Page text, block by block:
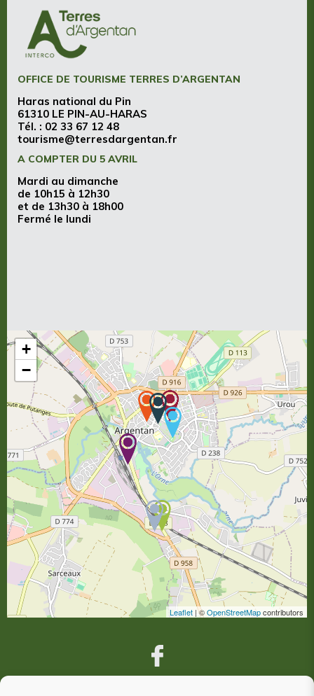
OFFICE DE TOURISME TERRES D’ARGENTAN
Haras national du Pin
61310 LE PIN-AU-HARAS
Tél. : 02 33 67 12 48
tourisme@terresdargentan.fr
A COMPTER DU 5 AVRIL
Mardi au dimanche
de 10h15 à 12h30
et de 13h30 à 18h00
Fermé le lundi
+
−
Leaflet | ©OpenStreetMapcontributors